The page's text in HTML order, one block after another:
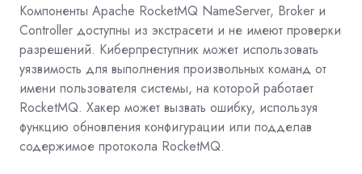
Компоненты Apache RocketMQ NameServer, Broker и
Controller доступны из экстрасети и не имеют проверки
разрешений. Киберпреступник может использовать
уязвимость для выполнения произвольных команд от
имени пользователя системы, на которой работает
RocketMQ. Хакер может вызвать ошибку, используя
функцию обновления конфигурации или подделав
содержимое протокола RocketMQ.